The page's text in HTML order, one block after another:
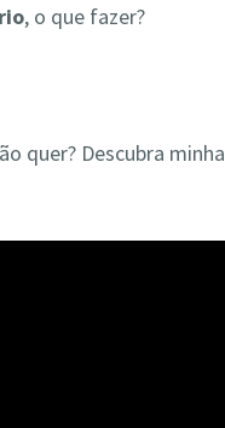
, o que fazer?
quer? Descubra minha